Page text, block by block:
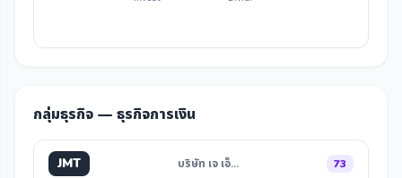
กลุ่มธุรกิจ — ธุรกิจการเงิน
JMT บริษัท เจ เอ็… 73